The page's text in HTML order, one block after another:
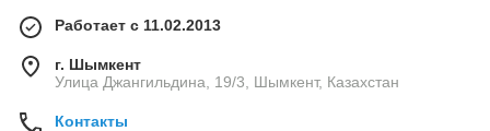
Работает с 11.02.2013
г. Шымкент
Улица Джангильдина, 19/3, Шымкент, Казахстан
Контакты